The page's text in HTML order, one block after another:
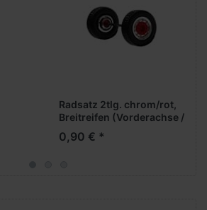
Radsatz 2tlg. chrom/rot,
Breitreifen (Vorderachse /
Aufliegerachse)
0,90 € *